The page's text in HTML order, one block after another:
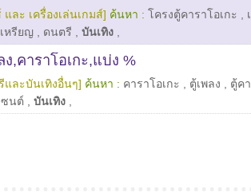
และ เครื่องเล่นเกมส์] ค้นหา : โครงตู้คาราโอเกะ
หรียญ
ดนตรี บันเทิง
ง,คาราโอเกะ,แบ่ง %
และบันเทิงอื่นๆ] ค้นหา : คาราโอเกะ ตู้เพลง
ตู้ค
ซนต์
บันเทิง